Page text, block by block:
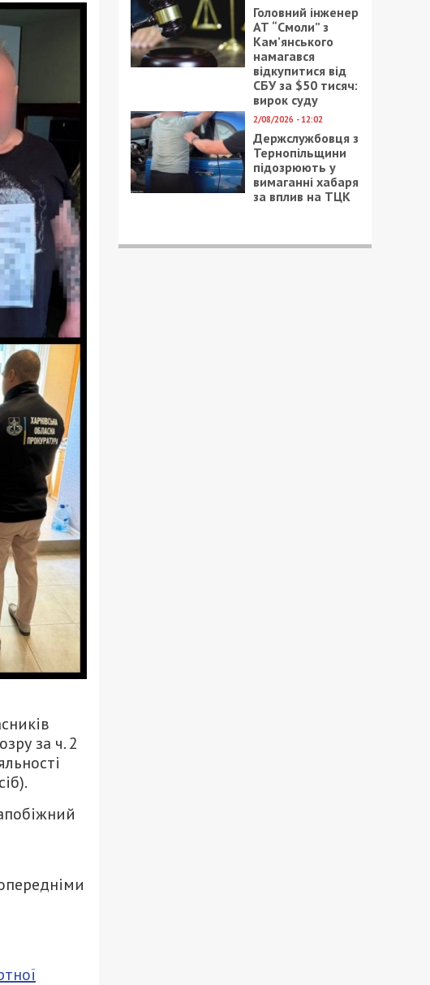
за ч. 2
Головний інженер
АТ “Смоли” з
Кам’янського
намагався
відкупитися від
СБУ за $50 тисяч:
вирок суду
2/08/2026 - 12:02
Держслужбовця з
Тернопільщини
підозрюють у
вимаганні хабаря
за вплив на ТЦК